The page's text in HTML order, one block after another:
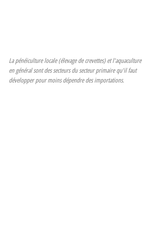
La pénéiculture locale (élevage de crevettes) et l'aquaculture
en général sont des secteurs du secteur primaire qu'il faut
développer pour moins dépendre des importations.